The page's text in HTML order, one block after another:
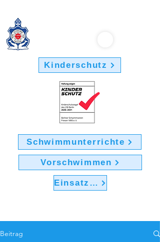
Kinderschutz
Schwimmunterrichte
Vorschwimmen
Einsatz im Verein
Beitrag